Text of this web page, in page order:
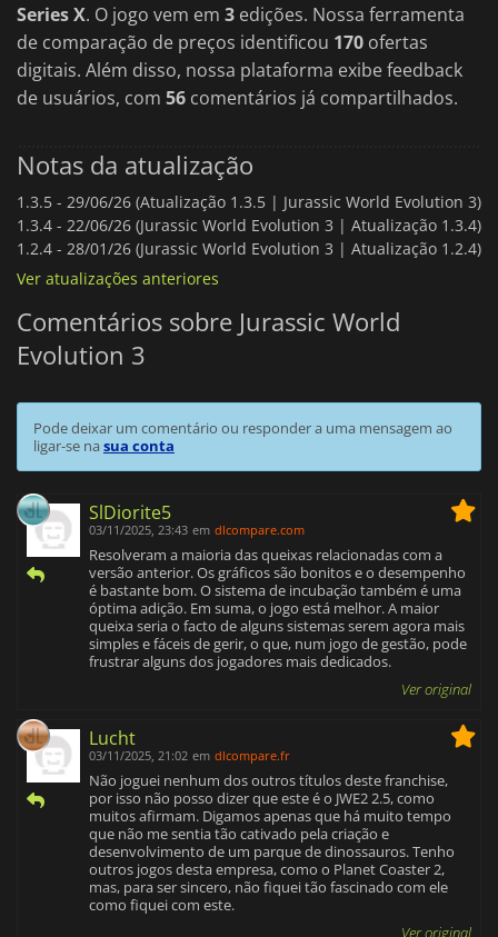
Series X. O jogo vem em 3 edições. Nossa ferramenta
de comparação de preços identificou 170 ofertas
digitais. Além disso, nossa plataforma exibe feedback
de usuários, com 56 comentários já compartilhados.
Notas da atualização
1.3.5 - 29/06/26 (Atualização 1.3.5 | Jurassic World Evolution 3)
1.3.4 - 22/06/26 (Jurassic World Evolution 3 | Atualização 1.3.4)
1.2.4 - 28/01/26 (Jurassic World Evolution 3 | Atualização 1.2.4)
Ver atualizações anteriores
Comentários sobre Jurassic World
Evolution 3
Pode deixar um comentário ou responder a uma mensagem ao
ligar-se nasua conta
SlDiorite5
03/11/2025, 23:43 em dlcompare.com
Resolveram a maioria das queixas relacionadas com a
versão anterior. Os gráficos são bonitos e o desempenho
é bastante bom. O sistema de incubação também é uma
óptima adição. Em suma, o jogo está melhor. A maior
queixa seria o facto de alguns sistemas serem agora mais
simples e fáceis de gerir, o que, num jogo de gestão, pode
frustrar alguns dos jogadores mais dedicados.
Ver original
Lucht
03/11/2025, 21:02 em dlcompare.fr
Não joguei nenhum dos outros títulos deste franchise,
por isso não posso dizer que este é o JWE2 2.5, como
muitos afirmam. Digamos apenas que há muito tempo
que não me sentia tão cativado pela criação e
desenvolvimento de um parque de dinossauros. Tenho
outros jogos desta empresa, como o Planet Coaster 2,
mas, para ser sincero, não fiquei tão fascinado com ele
como fiquei com este.
Ver original